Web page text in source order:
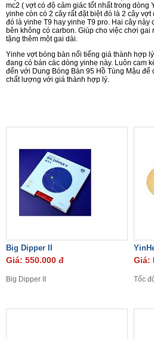
mc2 ( vợt có độ cảm giác tốt nhất trong dòng
yinhe còn có 2 cây rất đặt biệt đó là 2 cây
đó là yinhe T9 hay yinhe T9 pro. Hai cây này
bên không có carbon. Giúp cho việc chơi gai
tặng thêm một gai dài.
Yinhe vợt bóng bàn nổi tiếng giá thành hợp
đang có bán các dòng yinhe này. Luôn cam
đến với Dung Bóng Bàn 95 Hồ Tùng Mậu để
chất lượng với giá thành hợp lý.
Big Dipper II
Giá: 550.000 đ
Big Dipper II
Giá:
Tốc